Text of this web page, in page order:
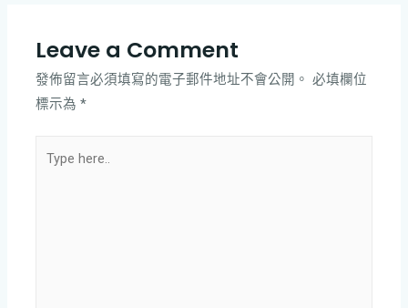
Leave a Comment
發佈留言必須填寫的電子郵件地址不會公開。 必填欄位
標示為*